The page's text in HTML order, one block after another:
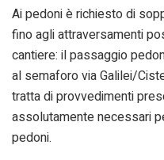
Ai pedoni è richiesto di
fino agli attraversamenti
cantiere: il passaggio
al semaforo via Galilei/
tratta di provvedimenti
assolutamente necessari
pedoni.